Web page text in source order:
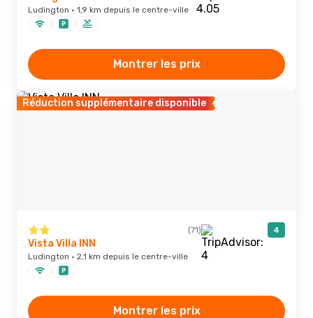
Ludington · 1,9 km depuis le centre-ville
Montrer les prix
Réduction supplémentaire disponible
(71) 4
Vista Villa INN
Ludington · 2,1 km depuis le centre-ville
Montrer les prix